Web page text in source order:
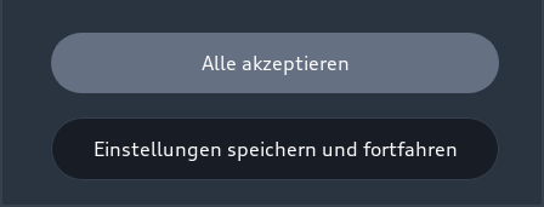
Alle akzeptieren
Einstellungen speichern und fortfahren